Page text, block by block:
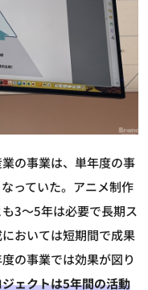
の事業は、単年度の事
っていた。アニメ制作
3～5年は必要で長期ス
おいては短期間で成果
の事業では効果が図り
ェクトは5年間の活動